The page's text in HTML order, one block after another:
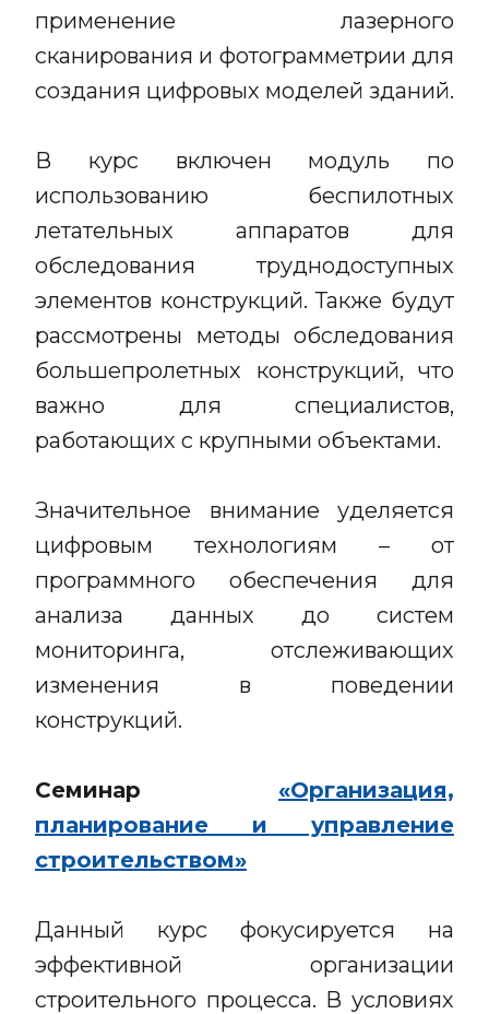
применение лазерного
сканирования и фотограмметрии для
создания цифровых моделей зданий.
В курс включен модуль по
использованию беспилотных
летательных аппаратов для
обследования труднодоступных
элементов конструкций. Также будут
рассмотрены методы обследования
большепролетных конструкций, что
важно для специалистов,
работающих с крупными объектами.
Значительное внимание уделяется
цифровым технологиям – от
программного обеспечения для
анализа данных до систем
мониторинга, отслеживающих
изменения в поведении
конструкций.
Семинар «Организация,
планирование и управление
строительством»
Данный курс фокусируется на
эффективной организации
строительного процесса. В условиях